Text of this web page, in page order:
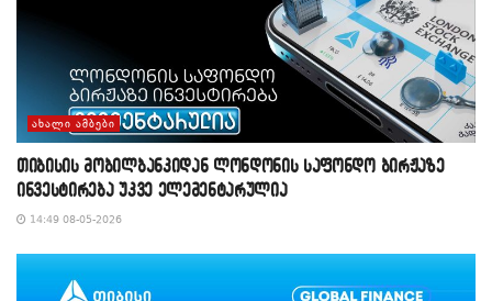
ᲐᲮᲐᲚᲘ ᲐᲛᲑᲔᲑᲘ
თიბისის მობილბანკიდან ლონდონის საფონდო ბირჟაზე
ინვესტირება უკვე ელემენტარულია
14:49 08-05-2026